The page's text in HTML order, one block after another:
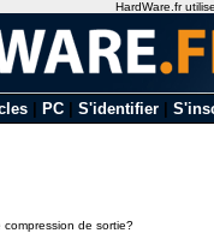
| PC| S'identifier|
compression de sortie?
HardWare.fr